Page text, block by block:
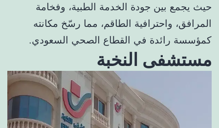
حيث يجمع بين جودة الخدمة الطبية، وفخامة
المرافق، واحترافية الطاقم، مما رسّخ مكانته
كمؤسسة رائدة في القطاع الصحي السعودي.
مستشفى النخبة